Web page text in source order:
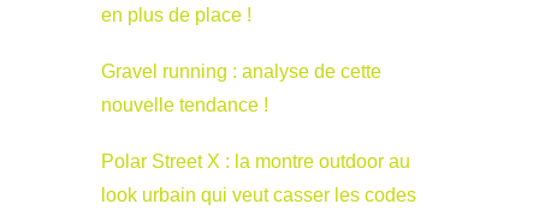
en plus de place !
Gravel running : analyse de cette
nouvelle tendance !
Polar Street X : la montre outdoor au
look urbain qui veut casser les codes